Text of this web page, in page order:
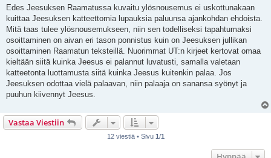
Edes Jeesuksen Raamatussa kuvaitu ylösnousemus ei uskottunakaan
kuittaa Jeesuksen katteettomia lupauksia paluunsa ajankohdan ehdoista.
Mitä taas tulee ylösnousemukseen, niin sen todelliseksi tapahtumaksi
osoittaminen on aivan eri tason ponnistus kuin on Jeesuksen jullikan
osoittaminen Raamatun teksteillä. Nuorimmat UT:n kirjeet kertovat omaa
kieltään siitä kuinka Jeesus ei palannut luvatusti, samalla valetaan
katteetonta luottamusta siitä kuinka Jeesus kuitenkin palaa. Jos
Jeesuksen odottaa vielä palaavan, niin palaaja on sanansa syönyt ja
puuhun kiivennyt Jeesus.
Vastaa Viestiin
12 viestiä • Sivu 1 /1